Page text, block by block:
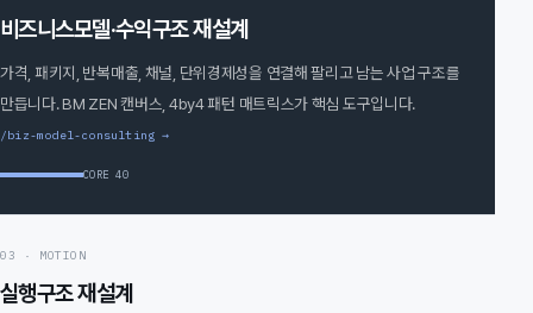
비즈니스모델·수익구조 재설계
가격, 패키지, 반복매출, 채널, 단위경제성을 연결해 팔리고 남는 사업 구조를
만듭니다. BM ZEN 캔버스, 4by4 패턴 매트릭스가 핵심 도구입니다.
/biz-model-consulting →
CORE 40
03 · MOTION
실행구조 재설계